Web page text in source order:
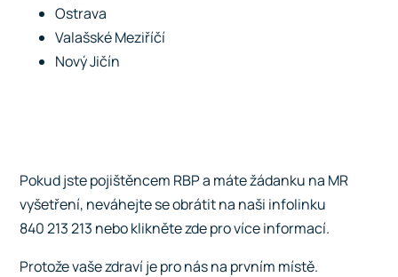
Ostrava
Valašské Meziříčí
Nový Jičín
Pokud jste pojištěncem RBP a máte žádanku na MR
vyšetření, neváhejte se obrátit na naši infolinku
840 213 213 neboklikněte zdepro více informací.
Protože vaše zdraví je pro nás na prvním místě.